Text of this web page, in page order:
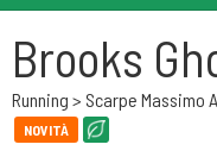
Brooks
Running > Scarpe Massimo
NOVITÀ